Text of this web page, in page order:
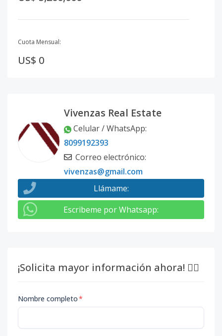
Cuota Mensual:
US$ 0
Vivenzas Real Estate
Celular / WhatsApp:
8099192393
Correo electrónico:
vivenzas@gmail.com
Llámame:
Escribeme por Whatsapp:
¡Solicita mayor información ahora! 👇🏽
Nombre completo*